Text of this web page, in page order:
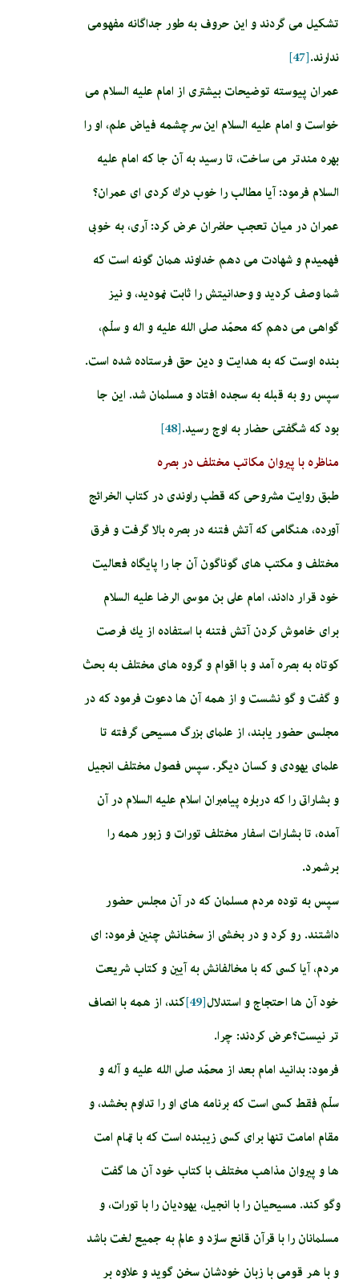
تشكيل مى گردند و اين حروف به طور جداگانه مفهومى
ندارند.[47]
عمران پيوسته توضيحات بيشترى از امام عليه السلام مى
خواست و امام عليه السلام اين سرچشمه فياض علم، او را
بهره مندتر مى ساخت، تا رسيد به آن جا كه امام عليه
السلام فرمود: آيا مطالب را خوب درك كردى اى عمران؟
عمران در ميان تعجب حاضران عرض كرد: آرى، به خوبى
فهميدم و شهادت مى دهم خداوند همان گونه است كه
شما وصف كرديد و وحدانيتش را ثابت نموديد، و نيز
گواهى مى دهم كه محمّد صلى الله عليه و اله و سلّم،
بنده اوست كه به هدايت و دين حق فرستاده شده است.
سپس رو به قبله به سجده افتاد و مسلمان شد. اين جا
بود كه شگفتى حضار به اوج رسيد.[48]
مناظره با پيروان مكاتب مختلف در بصره‏
طبق روايت مشروحى كه قطب راوندى در كتاب الخرائج
آورده، هنگامى كه آتش فتنه در بصره بالا گرفت و فرق
مختلف و مكتب هاى گوناگون آن جا را پايگاه فعاليت
خود قرار دادند، امام على بن موسى الرضا عليه السلام
براى خاموش كردن آتش فتنه با استفاده از يك فرصت
كوتاه به بصره آمد و با اقوام و گروه هاى مختلف به بحث
و گفت و گو نشست و از همه آن ها دعوت فرمود كه در
مجلسى حضور يابند، از علماى بزرگ مسيحى گرفته تا
علماى يهودى و كسان ديگر. سپس فصول مختلف انجيل
و بشاراتى را كه درباره پيامبران اسلام عليه السلام در آن
آمده، تا بشارات اسفار مختلف تورات و زبور همه را
برشمرد.
سپس به توده مردم مسلمان كه در آن مجلس حضور
داشتند. رو كرد و در بخشى از سخنانش چنين فرمود: اى
مردم، آيا كسى كه با مخالفانش به آيين و كتاب شريعت
خود آن ها احتجاج و استدلال‏[49]
كند، از همه با انصاف
تر نيست؟عرض كردند: چرا.
فرمود: بدانيد امام بعد از محمّد صلى الله عليه و آله و
سلّم فقط كسى است كه برنامه هاى او را تداوم بخشد، و
مقام امامت تنها براى كسى زيبنده است كه با تمام امت
ها و پيروان مذاهب مختلف با كتاب خود آن ها گفت
وگو كند. مسيحيان را با انجيل، يهوديان را با تورات، و
مسلمانان را با قرآن قانع سازد و عالم به جميع لغت باشد
و با هر قومى با زبان خودشان سخن گويد و علاوه بر